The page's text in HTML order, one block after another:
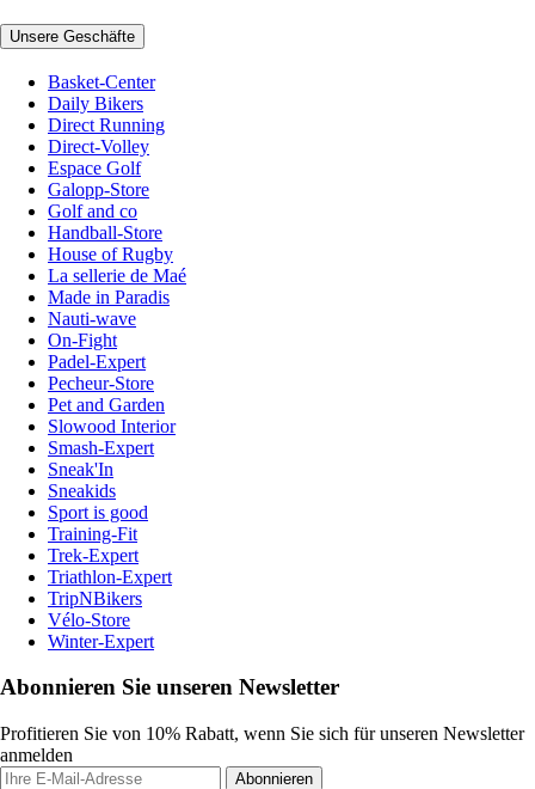
Unsere Geschäfte
Basket-Center
Daily Bikers
Direct Running
Direct-Volley
Espace Golf
Galopp-Store
Golf and co
Handball-Store
House of Rugby
La sellerie de Maé
Made in Paradis
Nauti-wave
On-Fight
Padel-Expert
Pecheur-Store
Pet and Garden
Slowood Interior
Smash-Expert
Sneak'In
Sneakids
Sport is good
Training-Fit
Trek-Expert
Triathlon-Expert
TripNBikers
Vélo-Store
Winter-Expert
Abonnieren Sie unseren Newsletter
Profitieren Sie von 10% Rabatt, wenn Sie sich für unseren Newsletter
anmelden
Abonnieren